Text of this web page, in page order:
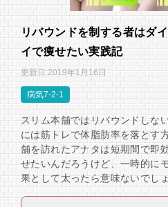
リバウンドを制する者はダ
イで痩せたい実践記
更新日:2019年1月16日
病気7-2-1
スリム本舗ではリバウンドしな
には筋トレで体脂肪率を落とす
舗を訪れたアナタは短期間で即
せたいんだろうけど、一時的に
果として太ったら意味ないでし